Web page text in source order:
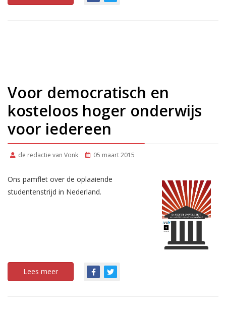
Voor democratisch en
kosteloos hoger onderwijs
voor iedereen
de redactie van Vonk 05 maart 2015
Ons pamflet over de oplaaiende
studentenstrijd in Nederland.
Lees meer